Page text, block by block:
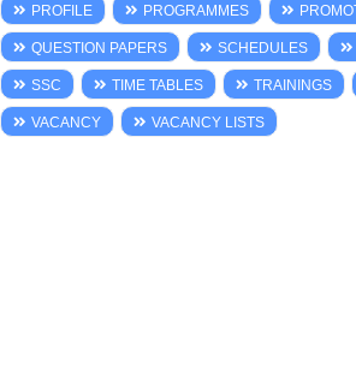
PROFILE PROGRAMMES
QUESTION PAPERS SCHEDULES
SSC TIME TABLES TRAININGS
VACANCY VACANCY LISTS